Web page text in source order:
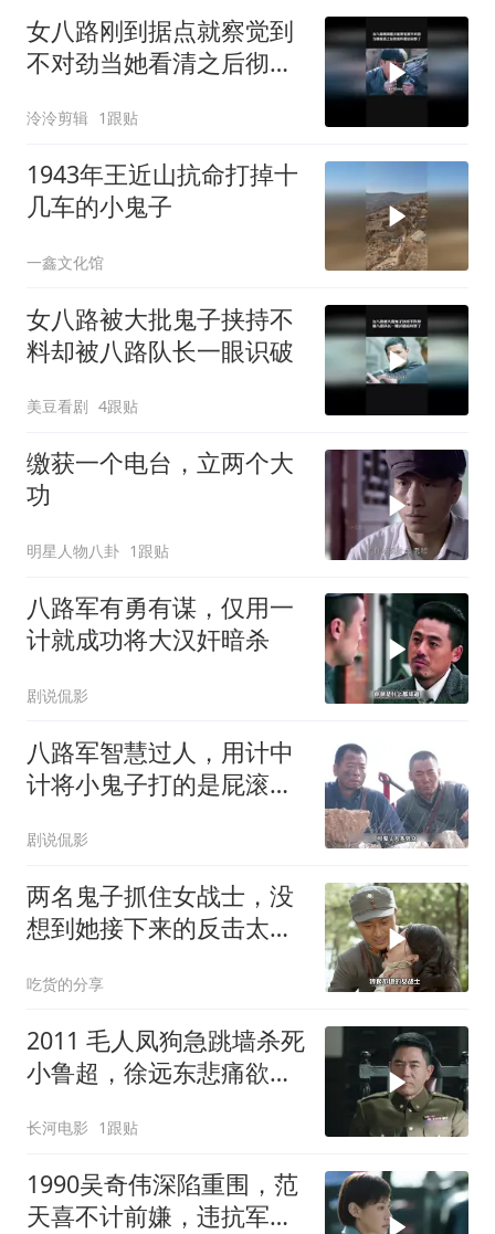
女八路刚到据点就察觉到
不对劲当她看清之后彻底
泠泠剪辑 1跟贴
1943年王近山抗命打掉十
几车的小鬼子
一鑫文化馆
女八路被大批鬼子挟持不
料却被八路队长一眼识破
美豆看剧 4跟贴
缴获一个电台，立两个大
功
明星人物八卦 1跟贴
八路军有勇有谋，仅用一
计就成功将大汉奸暗杀
剧说侃影
八路军智慧过人，用计中
计将小鬼子打的是屁滚尿
剧说侃影
两名鬼子抓住女战士，没
想到她接下来的反击太解
吃货的分享
2011 毛人凤狗急跳墙杀死
小鲁超，徐远东悲痛欲
长河电影 1跟贴
1990吴奇伟深陷重围，范
天喜不计前嫌，违抗军令